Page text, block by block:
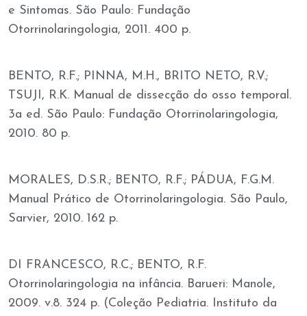
e Sintomas. São Paulo: Fundação
Otorrinolaringologia, 2011. 400 p.
BENTO, R.F.; PINNA, M.H., BRITO NETO, R.V.;
TSUJI, R.K. Manual de dissecção do osso temporal.
3a ed. São Paulo: Fundação Otorrinolaringologia,
2010. 80 p.
MORALES, D.S.R.; BENTO, R.F.; PÁDUA, F.G.M.
Manual Prático de Otorrinolaringologia. São Paulo,
Sarvier, 2010. 162 p.
DI FRANCESCO, R.C.; BENTO, R.F.
Otorrinolaringologia na infância. Barueri: Manole,
2009. v.8. 324 p. (Coleção Pediatria. Instituto da